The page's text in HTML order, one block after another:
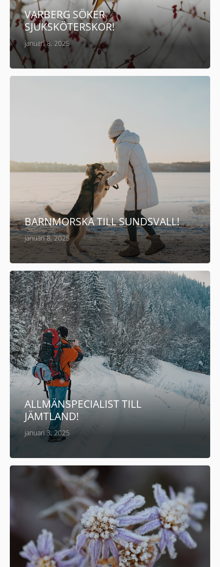
VARBERG SÖKER
SJUKSKÖTERSKOR!
januari 8, 2025
BARNMORSKA TILL SUNDSVALL!
januari 8, 2025
ALLMÄNSPECIALIST TILL
JÄMTLAND!
januari 3, 2025